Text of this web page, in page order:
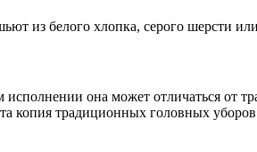
из белого хлопка, серого шерсти
она может отличаться от
копия традиционных головных